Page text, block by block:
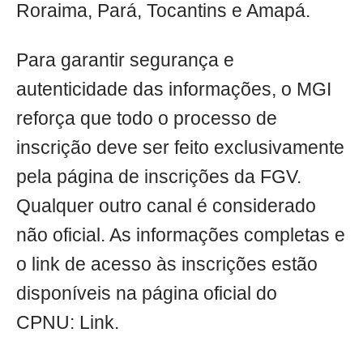
Roraima, Pará, Tocantins e Amapá.
Para garantir segurança e
autenticidade das informações, o MGI
reforça que todo o processo de
inscrição deve ser feito exclusivamente
pela página de inscrições da FGV.
Qualquer outro canal é considerado
não oficial. As informações completas e
o link de acesso às inscrições estão
disponíveis na página oficial do
CPNU: Link.